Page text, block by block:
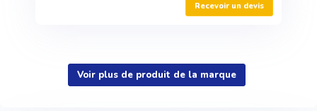
Recevoir un devis
Voir plus de produit de la marque